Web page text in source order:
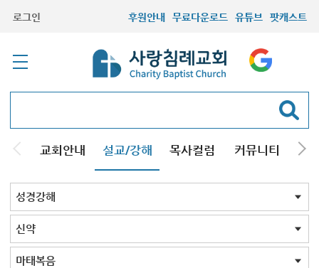
로그인 후원안내 무료다운로드 유튜브 팟캐스트
교회안내 설교/강해 목사컬럼 커뮤니티 기
주일설교
성경강해
시리즈설교
기타방송
성경강해 전체
신약
구약
성경맥잡기
신약 전체
마태복음